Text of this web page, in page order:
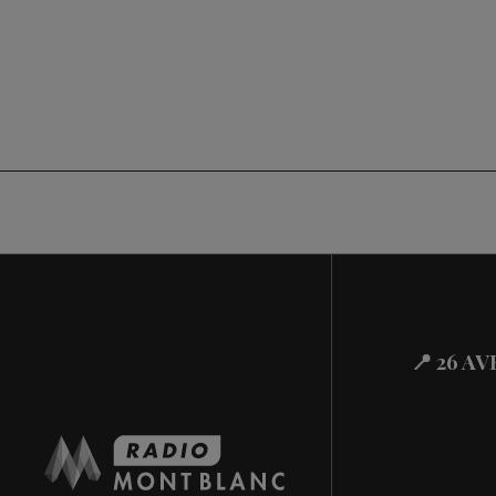
📍 26